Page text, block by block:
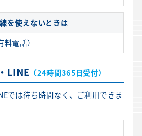
を使えないときは
電話）
LINE （24時間365日受付）
では待ち時間なく、ご利用できま